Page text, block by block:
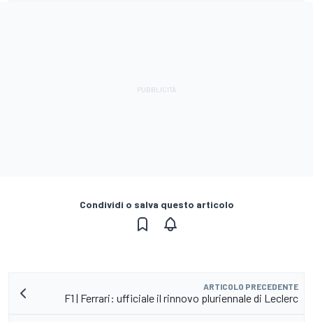
Condividi o salva questo articolo
ARTICOLO PRECEDENTE
F1 | Ferrari: ufficiale il rinnovo pluriennale di Leclerc